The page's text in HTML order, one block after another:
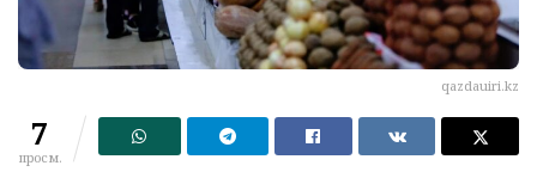
qazdauiri.kz
7
просм.